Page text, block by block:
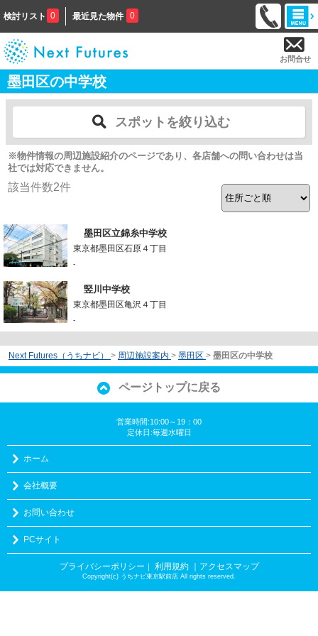
検討リスト 0 最近見た物件 0
お問合せ
墨田区の中学校
スポットを絞り込む
※物件情報の周辺施設紹介のページであり、各店舗への問い合わせは当
社では対応できません。
該当件数2件
墨田区立錦糸中学校
東京都墨田区石原４丁目
-
竪川中学校
東京都墨田区亀沢４丁目
-
Next Futures（うちナビ） > 周辺施設案内 > 墨田区 > 墨田区の中学校
ページトップに戻る
営業時間:10:00～19：00
定休日:毎週水曜日
ホーム
会社概要
お問い合わせ
PCサイト
プライバシーポリシー ｜ 利用規約 ｜アクセスマップ
Copyright(c) うちナビ東京駅前店 All rights reserved.